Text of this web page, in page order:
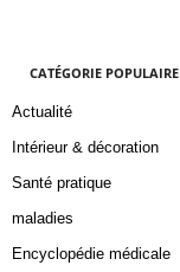
CATÉGORIE POPULAIRE
Actualité
Intérieur & décoration
Santé pratique
maladies
Encyclopédie médicale